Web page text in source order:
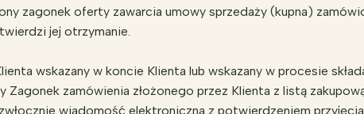
zagonek oferty zawarcia umowy sprzedaży (kupna)
jej otrzymanie.
wskazany w koncie Klienta lub wskazany w procesie
zamówienia złożonego przez Klienta z listą
wiadomość elektroniczna z potwierdzeniem